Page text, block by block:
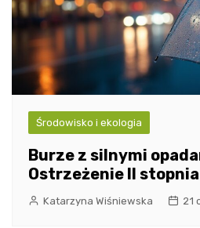
Środowisko i ekologia
Burze z silnymi
Ostrzeżenie II
Katarzyna Wiśniewska 21